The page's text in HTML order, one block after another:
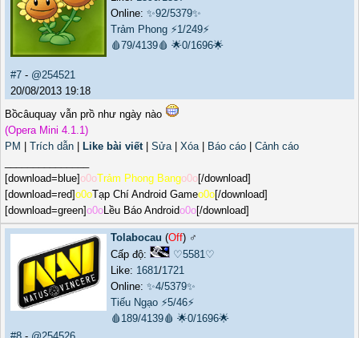
Online: ✨92/5379✨
Trảm Phong ⚡1/249⚡
🩸79/4139🩸 🌟0/1696🌟
#7 - @254521
20/08/2013 19:18
Bồcâuquay vẫn prồ như ngày nào
(Opera Mini 4.1.1)
PM
Trích dẫn Like bài viết| Sửa| Xóa| Báo cáo
Cảnh cáo
[download=blue] o0oTrảm Phong Bango0o[/download]
[download=red]o0oTạp Chí Android Gameo0o[/download]
[download=green]o0oLều Báo Androido0o[/download]
Tolabocau (Off) ♂️
Cấp độ:
♡5581♡
Like: 1681/1721
Online: ✨4/5379✨
Tiếu Ngạo ⚡5/46⚡
🩸189/4139🩸 🌟0/1696🌟